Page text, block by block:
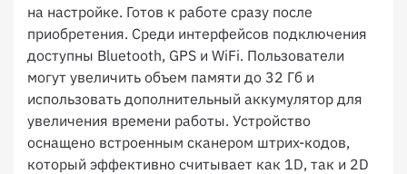
на настройке. Готов к работе сразу после
приобретения. Среди интерфейсов подключения
доступны Bluetooth, GPS и WiFi. Пользователи
могут увеличить объем памяти до 32 Гб и
использовать дополнительный аккумулятор для
увеличения времени работы. Устройство
оснащено встроенным сканером штрих-кодов,
который эффективно считывает как 1D, так и 2D